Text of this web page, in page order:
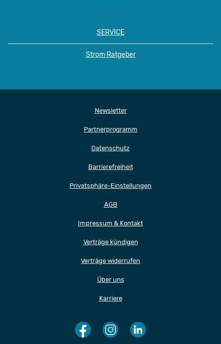
SERVICE
Strom Ratgeber
Newsletter
Partnerprogramm
Datenschutz
Barrierefreiheit
Privatsphäre-Einstellungen
AGB
Impressum & Kontakt
Verträge kündigen
Verträge widerrufen
Über uns
Karriere